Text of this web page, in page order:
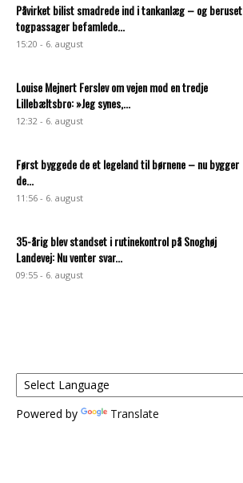
Påvirket bilist smadrede ind i tankanlæg – og beruset
togpassager befamlede...
15:20 - 6. august
Louise Mejnert Ferslev om vejen mod en tredje
Lillebæltsbro: »Jeg synes,...
12:32 - 6. august
Først byggede de et legeland til børnene – nu bygger
de...
11:56 - 6. august
35-årig blev standset i rutinekontrol på Snoghøj
Landevej: Nu venter svar...
09:55 - 6. august
Powered by Translate